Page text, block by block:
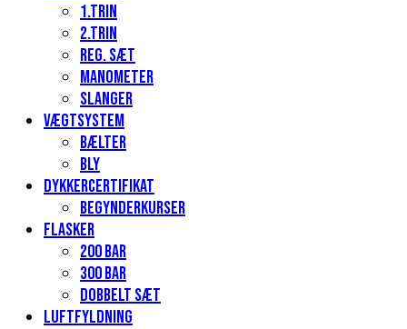
1.Trin
2.Trin
Reg. sæt
Manometer
Slanger
Vægtsystem
Bælter
Bly
Dykkercertifikat
Begynderkurser
Flasker
200 Bar
300 bar
Dobbelt sæt
Luftfyldning